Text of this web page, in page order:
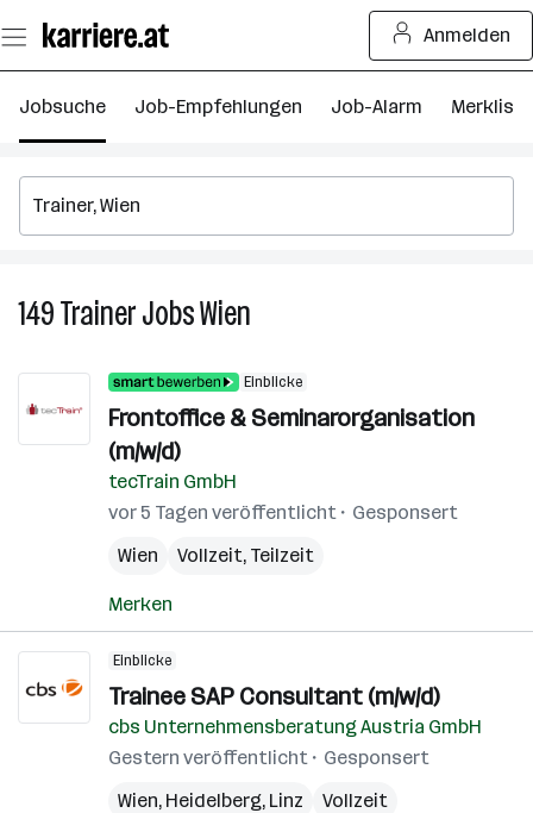
Seiteninhalt
springen
Anmelden
Jobsuche Job-Empfehlungen Job-Alarm Merkliste
149TrainerJobsWien
in
Wien
Einblicke
Frontoffice & Seminarorganisation
(m/w/d)
tecTrain GmbH
vor 5 Tagen veröffentlicht
Gesponsert
Wien
Vollzeit, Teilzeit
Merken
Einblicke
Trainee SAP Consultant (m/w/d)
cbs Unternehmensberatung Austria GmbH
Gestern veröffentlicht
Gesponsert
Wien, Heidelberg, Linz
Vollzeit